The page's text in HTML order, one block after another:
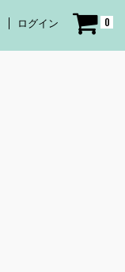
ログイン 0